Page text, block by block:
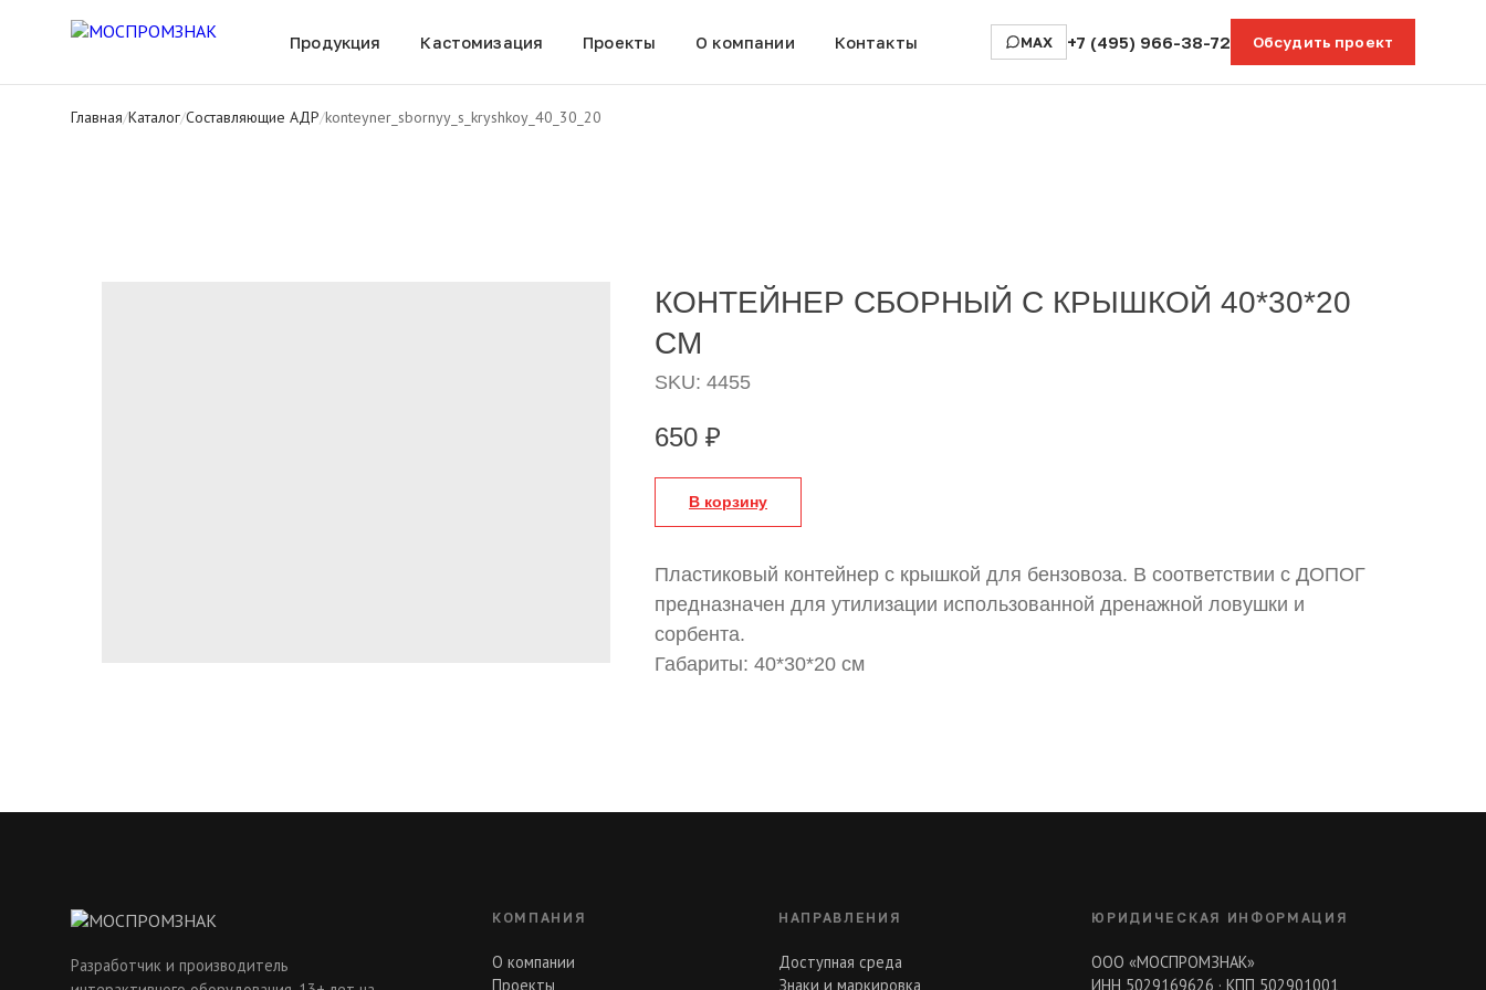
Продукция Кастомизация Проекты О компании Контакты MAX +7 (495) 966-38-72 Обсудить проект
Главная/Каталог/Составляющие АДР/konteyner_sbornyy_s_kryshkoy_40_30_20
Все товары
КОНТЕЙНЕР СБОРНЫЙ С КРЫШКОЙ 40*30*20
СМ
SKU: 4455
650 ₽
В корзину
Пластиковый контейнер с крышкой для бензовоза. В соответствии с ДОПОГ
предназначен для утилизации использованной дренажной ловушки и
сорбента.
Габариты: 40*30*20 см
Разработчик и производитель
КОМПАНИЯ
О компании
Проекты
НАПРАВЛЕНИЯ
Доступная среда
Знаки и маркировка
ЮРИДИЧЕСКАЯ ИНФОРМАЦИЯ
ООО «МОСПРОМЗНАК»
ИНН 5029169626 · КПП 502901001